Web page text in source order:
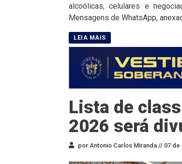
alcoólicas, celulares e
Mensagens de WhatsApp,
Lista de
2026 será
por Antonio Carlos Miranda // 07 de